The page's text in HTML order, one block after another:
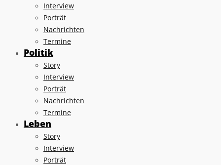
Interview
Porträt
Nachrichten
Termine
Politik
Story
Interview
Porträt
Nachrichten
Termine
Leben
Story
Interview
Porträt